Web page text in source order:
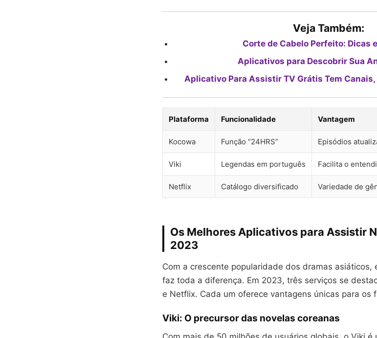
Veja Também:
Corte de Cabelo Perfeito: Dicas
Aplicativos para Descobrir Sua
Aplicativo Para Assistir TV Grátis Tem
Plataforma Funcionalidade Vantagem
Kocowa Função “24HRS” Episódios
Viki Legendas em português Facilita o
Netflix Catálogo diversificado Variedade de
Os Melhores Aplicativos para Assistir
2023
Com a crescente popularidade dos dramas asiáticos,
faz toda a diferença. Em 2023, três serviços se
e Netflix. Cada um oferece vantagens únicas para os
Viki: O precursor das novelas coreanas